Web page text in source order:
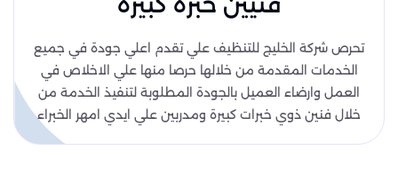
تحرص شركة الخليج للتنظيف علي تقدم اعلي جودة في جميع
الخدمات المقدمة من خلالها حرصا منها علي الاخلاص في
العمل وارضاء العميل بالجودة المطلوبة لتنفيذ الخدمة من
خلال فنين ذوي خبرات كبيرة ومدربين علي ايدي امهر الخبراء